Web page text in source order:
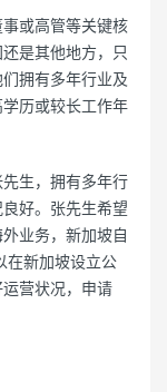
或高管等关键核
是其他地方，只
拥有多年行业及
历或较长工作年
生，拥有多年行
好。张先生希望
业务，新加坡自
在新加坡设立公
营状况，申请